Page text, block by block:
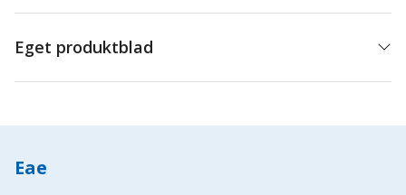
Eget produktblad
Eae